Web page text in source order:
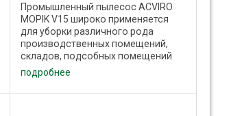
Промышленный пылесос ACVIRO
MOPIK V15 широко применяется
для уборки различного рода
производственных помещений,
складов, подсобных помещений
промышленных предприятий, в том
числе деревообрабатывающей,
сельскохозяйственной,
подробнее